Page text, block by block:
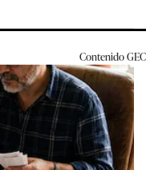
ContenidoGEC